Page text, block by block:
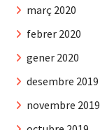
març 2020
febrer 2020
gener 2020
desembre 2019
novembre 2019